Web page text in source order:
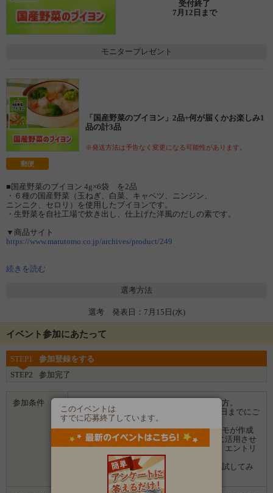
受付終了
7月12日まで
モニタープレゼント
「国産野菜のブイヨン」2品+何が届くかお楽しみ1
品の計3品
※発送方法は予告なく変更になる可能性があります。
郵便
■国産野菜のブイヨン 4g×6袋 を2品
・６種の国産野菜（玉ねぎ、白菜、キャベツ、ニンジン、
ニンニク、セロリ）を使用したブイヨンです。
・生野菜を自社工場で炊き出し、仕上げた洋風のだしの素です。
▼商品サイト
https://www.marutomo.co.jp/archives/product/249
す！
続きを読む
選考方法
選考 発表日：7月15日(水)
イベント参加にあたって
STEP1
参加登録をする
STEP2
参加完了
参加条件
■募集時のアンケートにお答えいただける方。
■モニター後のアンケートとSNS投稿を期日までにご
対応いただける方。
■モニター後に投稿いただく画像はマルトモが作成
する販促物、ホームページや通販サイトに活用させ
ていただく場合があります。ご了承の上、エントリ
ーください。
■食べることが好きな方、マルトモ商品を試してみ
たい方、ぜひご応募ください。
このイベントは
すでに応募終了しています。